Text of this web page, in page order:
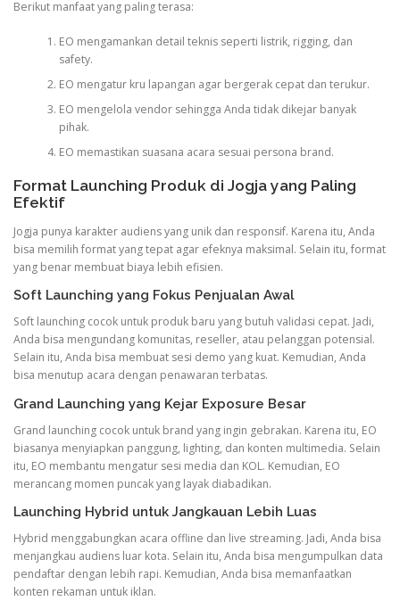
Berikut manfaat yang paling terasa:
EO mengamankan detail teknis seperti listrik, rigging, dan
safety.
EO mengatur kru lapangan agar bergerak cepat dan terukur.
EO mengelola vendor sehingga Anda tidak dikejar banyak
pihak.
EO memastikan suasana acara sesuai persona brand.
Format Launching Produk di Jogja yang Paling
Efektif
Jogja punya karakter audiens yang unik dan responsif. Karena itu, Anda
bisa memilih format yang tepat agar efeknya maksimal. Selain itu, format
yang benar membuat biaya lebih efisien.
Soft Launching yang Fokus Penjualan Awal
Soft launching cocok untuk produk baru yang butuh validasi cepat. Jadi,
Anda bisa mengundang komunitas, reseller, atau pelanggan potensial.
Selain itu, Anda bisa membuat sesi demo yang kuat. Kemudian, Anda
bisa menutup acara dengan penawaran terbatas.
Grand Launching yang Kejar Exposure Besar
Grand launching cocok untuk brand yang ingin gebrakan. Karena itu, EO
biasanya menyiapkan panggung, lighting, dan konten multimedia. Selain
itu, EO membantu mengatur sesi media dan KOL. Kemudian, EO
merancang momen puncak yang layak diabadikan.
Launching Hybrid untuk Jangkauan Lebih Luas
Hybrid menggabungkan acara offline dan live streaming. Jadi, Anda bisa
menjangkau audiens luar kota. Selain itu, Anda bisa mengumpulkan data
pendaftar dengan lebih rapi. Kemudian, Anda bisa memanfaatkan
konten rekaman untuk iklan.